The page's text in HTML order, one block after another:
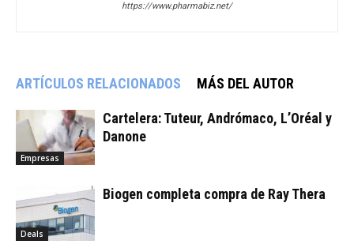
https://www.pharmabiz.net/
ARTÍCULOS RELACIONADOS MÁS DEL AUTOR
Empresas
Cartelera: Tuteur, Andrómaco, L’Oréal y
Danone
Deals
Biogen completa compra de Ray Thera